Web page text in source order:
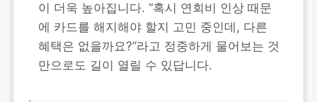
이 더욱 높아집니다. “혹시 연회비 인상 때문
에 카드를 해지해야 할지 고민 중인데, 다른
혜택은 없을까요?”라고 정중하게 물어보는 것
만으로도 길이 열릴 수 있답니다.